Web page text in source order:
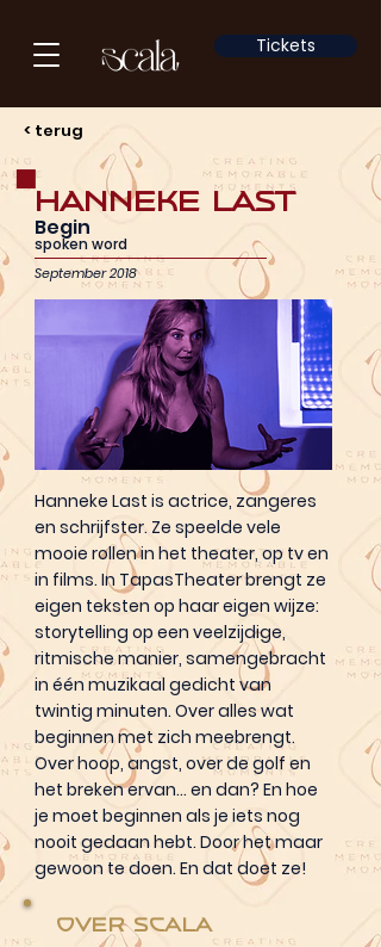
Tickets
< terug
Hanneke Last
Begin
spoken word
September 2018
Hanneke Last is actrice, zangeres
en schrijfster. Ze speelde vele
mooie rollen in het theater, op tv en
in films. In TapasTheater brengt ze
eigen teksten op haar eigen wijze:
storytelling op een veelzijdige,
ritmische manier, samengebracht
in één muzikaal gedicht van
twintig minuten. Over alles wat
beginnen met zich meebrengt.
Over hoop, angst, over de golf en
het breken ervan… en dan? En hoe
je moet beginnen als je iets nog
nooit gedaan hebt. Door het maar
gewoon te doen. En dat doet ze!
Over Scala